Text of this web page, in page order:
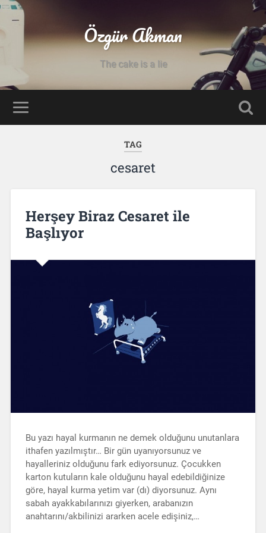
Özgür Akman
The cake is a lie
TAG
cesaret
Herşey Biraz Cesaret ile
Başlıyor
Bu yazı hayal kurmanın ne demek olduğunu unutanlara
ithafen yazılmıştır… Bir gün uyanıyorsunuz ve
hayalleriniz olduğunu fark ediyorsunuz. Çocukken
karton kutuların kale olduğunu hayal edebildiğinize
göre, hayal kurma yetim var (dı) diyorsunuz. Aynı
sabah ayakkabılarınızı giyerken, arabanızın
anahtarını/akbilinizi ararken acele edişiniz,…